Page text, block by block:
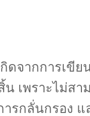
ดจากการเขี
เพราะไม่สา
รกลั่นกรอง